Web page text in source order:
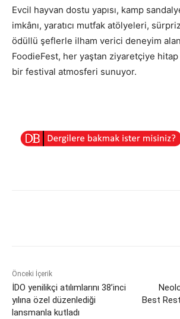
Evcil hayvan dostu yapısı, kamp
imkânı, yaratıcı mutfak atölyeleri,
ödüllü şeflerle ilham verici deneyim
FoodieFest, her yaştan ziyaretçiye hitap
bir festival atmosferi sunuyor.
Önceki İçerik
İDO yenilikçi atılımlarını 38’inci
yılına özel düzenlediği
lansmanla kutladı
Best